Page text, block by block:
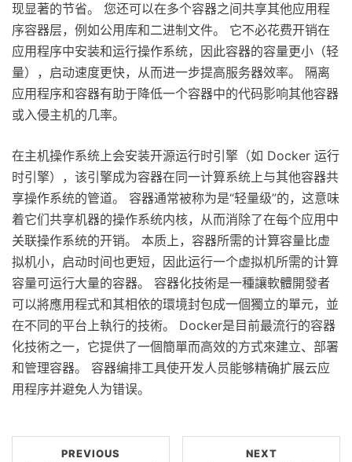
现显著的节省。 您还可以在多个容器之间共享其他应用程
序容器层，例如公用库和二进制文件。 它不必花费开销在
应用程序中安装和运行操作系统，因此容器的容量更小（轻
量），启动速度更快，从而进一步提高服务器效率。 隔离
应用程序和容器有助于降低一个容器中的代码影响其他容器
或入侵主机的几率。
在主机操作系统上会安装开源运行时引擎（如 Docker 运行
时引擎），该引擎成为容器在同一计算系统上与其他容器共
享操作系统的管道。 容器通常被称为是“轻量级”的，这意味
着它们共享机器的操作系统内核，从而消除了在每个应用中
关联操作系统的开销。 本质上，容器所需的计算容量比虚
拟机小，启动时间也更短，因此运行一个虚拟机所需的计算
容量可运行大量的容器。 容器化技術是一種讓軟體開發者
可以將應用程式和其相依的環境封包成一個獨立的單元，並
在不同的平台上執行的技術。 Docker是目前最流行的容器
化技術之一，它提供了一個簡單而高效的方式來建立、部署
和管理容器。 容器编排工具使开发人员能够精确扩展云应
用程序并避免人为错误。
PREVIOUS
NEXT